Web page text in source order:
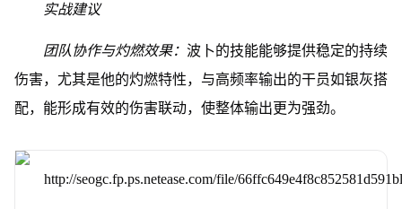
实战建议
团队协作与灼燃效果： 波卜的技能能够提供稳定的持续
伤害，尤其是他的灼燃特性，与高频率输出的干员如银灰搭
配，能形成有效的伤害联动，使整体输出更为强劲。